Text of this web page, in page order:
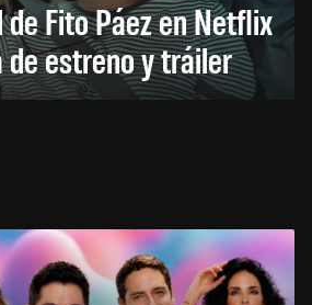
Fito Páez en Netflix
estreno y tráiler